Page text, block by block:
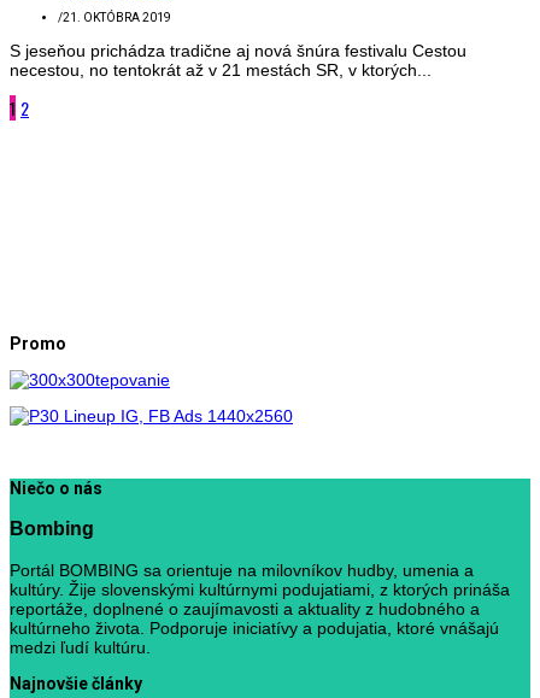
/21. OKTÓBRA 2019
S jeseňou prichádza tradične aj nová šnúra festivalu Cestou
necestou, no tentokrát až v 21 mestách SR, v ktorých...
1 2
Promo
Niečo o nás
Bombing
Portál BOMBING sa orientuje na milovníkov hudby, umenia a
kultúry. Žije slovenskými kultúrnymi podujatiami, z ktorých prináša
reportáže, doplnené o zaujímavosti a aktuality z hudobného a
kultúrneho života. Podporuje iniciatívy a podujatia, ktoré vnášajú
medzi ľudí kultúru.
Najnovšie články